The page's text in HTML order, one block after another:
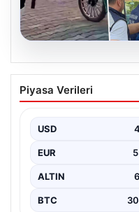
06.08.2026
Rapçi Keskin’in
Nedeniyle
rapçi Yüşa Keskin, son
Piyasa Verileri
USD
EUR
ALTIN
BTC